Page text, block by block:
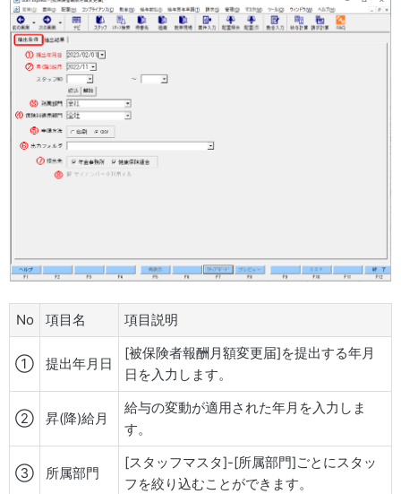
No 項目名 項目説明
① 提出年月日
[被保険者報酬月額変更届]を提出する年月
日を入力します。
② 昇(降)給月
給与の変動が適用された年月を入力しま
す。
③ 所属部門
[スタッフマスタ]-[所属部門]ごとにスタッ
フを絞り込むことができます。